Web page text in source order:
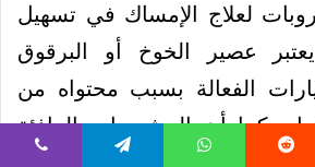
لعلاج الإمساك في تسهيل
يعتبر عصير الخوخ أو البرقوق
الفعالة بسبب محتواه من
كما أن المشروبات الدافئة